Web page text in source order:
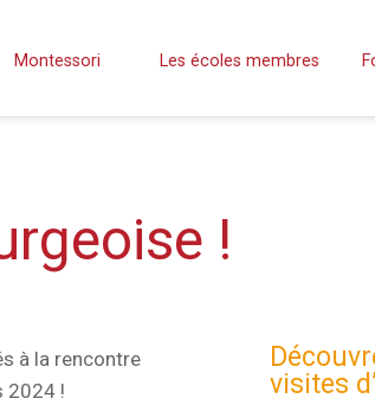
Montessori Les écoles membres
!
à la rencontre
2024 !
visites